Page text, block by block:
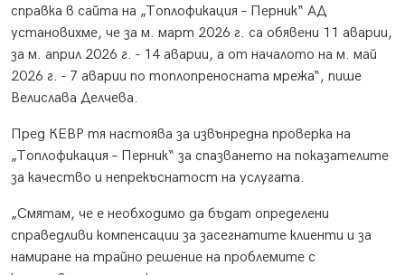
справка в сайта на „Топлофикация – Перник“ АД
установихме, че за м. март 2026 г. са обявени 11 аварии,
за м. април 2026 г. - 14 аварии, а от началото на м. май
2026 г. - 7 аварии по топлопреносната мрежа“, пише
Велислава Делчева.
Пред КЕВР тя настоява за извънредна проверка на
„Топлофикация – Перник“ за спазването на показателите
за качество и непрекъснатост на услугата.
„Смятам, че е необходимо да бъдат определени
справедливи компенсации за засегнатите клиенти и за
намиране на трайно решение на проблемите с